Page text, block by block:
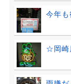
今年
☆岡崎